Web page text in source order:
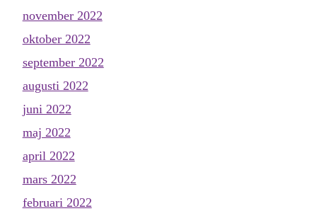
november 2022
oktober 2022
september 2022
augusti 2022
juni 2022
maj 2022
april 2022
mars 2022
februari 2022